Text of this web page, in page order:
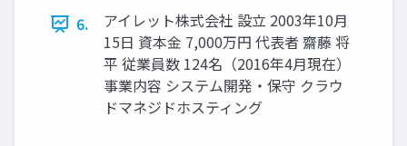
6.
アイレット株式会社 設立 2003年10月
15日 資本金 7,000万円 代表者 齋藤 将
平 従業員数 124名（2016年4月現在）
事業内容 システム開発・保守 クラウ
ドマネジドホスティング